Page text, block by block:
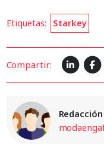
Etiquetas: Starkey
Compartir:
Redacción